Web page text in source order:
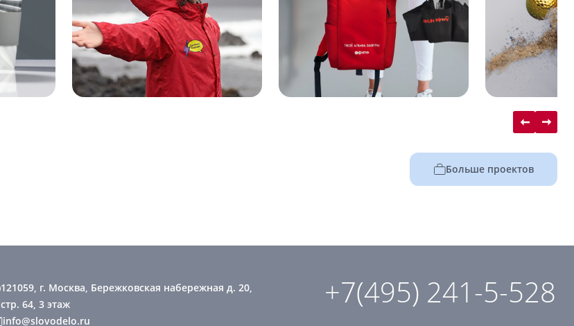
Больше проектов
121059, г. Москва, Бережковская набережная д. 20,
стр. 64, 3 этаж
info@slovodelo.ru
+7(495) 241-5-528